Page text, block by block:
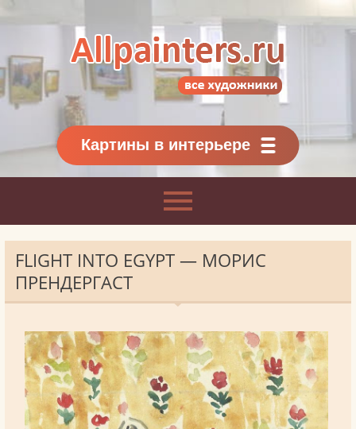
Картины классиков
и современников
Картины в интерьере
FLIGHT INTO EGYPT — МОРИС
ПРЕНДЕРГАСТ